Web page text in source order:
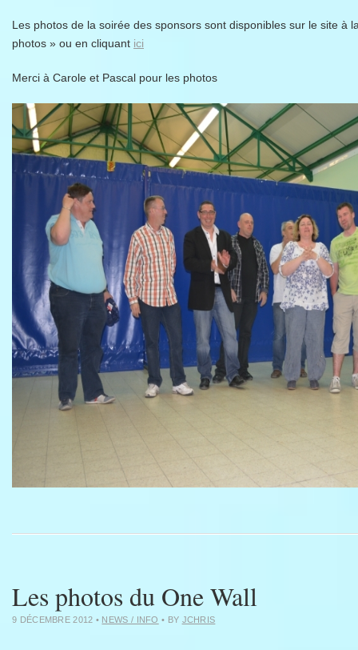
Les photos de la soirée des sponsors sont disponibles sur le site à
photos » ou en cliquant ici
Merci à Carole et Pascal pour les photos
Les photos du One Wall
9 DÉCEMBRE 2012 • NEWS / INFO • BY JCHRIS